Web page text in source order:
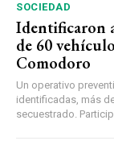
SOCIEDAD
Identificaron
de 60
Comodoro
Un operativo
identificadas, más
secuestrado.